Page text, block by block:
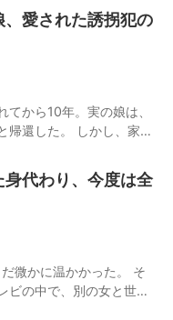
う。あなたたちのその残
えてあげる。
夫の幼馴染である彼女」
るまでは。 夫は狂っ
病床へ駆け寄ると、明瞭
で叫んだ。「彼女は頻脈
風邪を引いたが、熱は出
めて問いただす。「旦那
った私を見つめると、茫
た。「……覚えていな
ろ、その記憶力は驚異的
を、すべて「別の人」の
だったのだ。 私に関
た。 ディアナが私の顔に
るのを。 彼女は、私が真
ホクロを、削り取ろうと
る檻に私を放り込むの
の奥底にある恐怖だと知
に。 彼は彼女が好き放題
利を詰め込ませ、彼女の
の手を砕かせた。 男た
を求めて最後にかけた電
に切った。 閉じ込め
置き去りにされた私は、
投げた。 血を流し、心も
りながら走る中で、私は
ことを知る。彼はすでに
結婚式を挙げており、本
のだ。 だが彼の方は、失
た。自分はすでに「代わ
に深く惹かれ、抜け出せ
とに。必死に探し求めて
はすべてが手遅れだっ
、愛された誘拐犯の
てから10年。実の娘は、
。 しかし、家政
までもが彼女を手厚く世
で彼女は家政
、養女を家から追い出し
のことばかりを徹底的に
身代わり、今度は全
微かに温かかった。 そ
ビの中で、別の女と世紀